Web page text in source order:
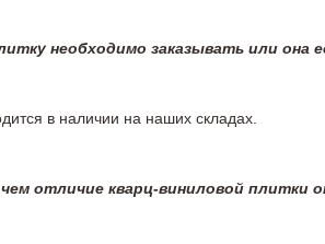
необходимо заказывать или она
в наличии на наших складах.
отличие кварц-виниловой плитки